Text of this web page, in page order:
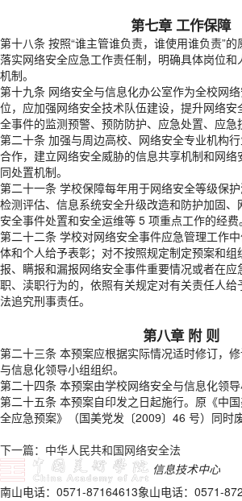
第七章 工作保障
第十八条 按照“谁主管谁负责，谁使用谁负责”
落实网络安全应急工作责任制，明确具体岗位
机制。
第十九条 网络安全与信息化办公室作为全校网
位，应加强网络安全技术队伍建设，提升网络
全事件的监测预警、预防防护、应急处置、应急
第二十条 加强与周边高校、网络安全专业机构
合作，建立网络安全威胁的信息共享机制和网
同处置机制。
第二十一条 学校保障每年用于网络安全等级保
检测评估、信息系统安全升级改造和防护加固
安全事件处置和安全运维等 5 项重点工作的经费。
第二十二条 学校对网络安全事件应急管理工作
体和个人给予表彰；对不按照规定制定预案和
报、瞒报和漏报网络安全事件重要情况或者在
职、渎职行为的，依照有关规定对有关责任人
法追究刑事责任。
第八章 附 则
第二十三条 本预案应根据实际情况适时修订，
与信息化领导小组组织。
第二十四条 本预案由学校网络安全与信息化领导
第二十五条 本预案自印发之日起施行。原《中
全应急预案》（国美党发〔2009〕46 号）同时废
下一篇：中华人民共和国网络安全法
信息技术中心
南山电话：0571-87164613象山电话：0571-